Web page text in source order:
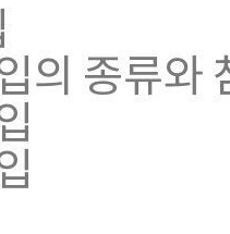
의 종류와